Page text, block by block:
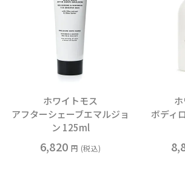
ホワイトモス
アフターシェーブエマルジョ
ン 125ml
6,820 税込
ボディ